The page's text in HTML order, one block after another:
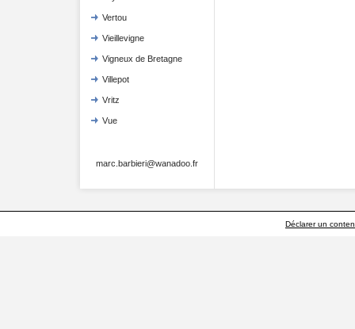
Vertou
Vieillevigne
Vigneux de Bretagne
Villepot
Vritz
Vue
marc.barbieri@wanadoo.fr
Déclarer un